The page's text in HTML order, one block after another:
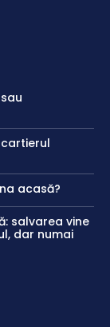
acasă?
salvarea vine
dar numai